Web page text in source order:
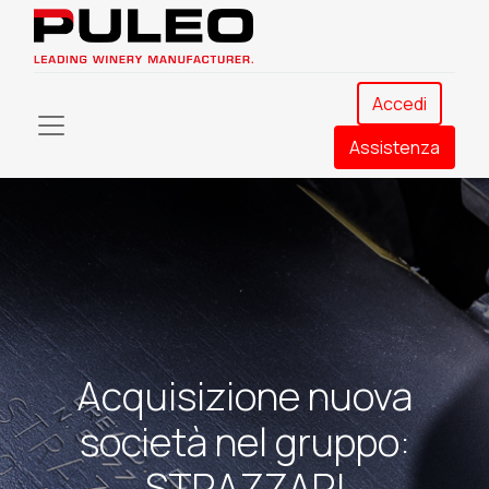
Accedi
Assistenza​
Acquisizione nuova
società nel gruppo: